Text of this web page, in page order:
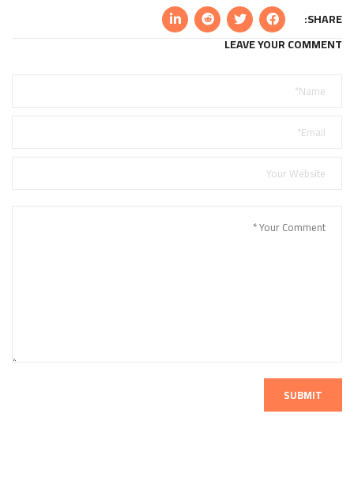
SHARE:
LEAVE YOUR COMMENT
SUBMIT